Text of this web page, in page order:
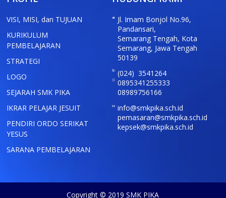
VISI, MISI, dan TUJUAN
KURIKULUM
PEMBELAJARAN
STRATEGI
LOGO
SEJARAH SMK PIKA
IKRAR PELAJAR JESUIT
PENDIRI ORDO SERIKAT
YESUS
SARANA PEMBELAJARAN
Jl. Imam Bonjol No.96,
Pandansari,
Semarang Tengah, Kota
Semarang, Jawa Tengah
50139
(024) 3541264
0895341255333
08989756166
info@smkpika.sch.id
pemasaran@smkpika.sch.id
kepsek@smkpika.sch.id
Copyright © 2019 SMK PIKA